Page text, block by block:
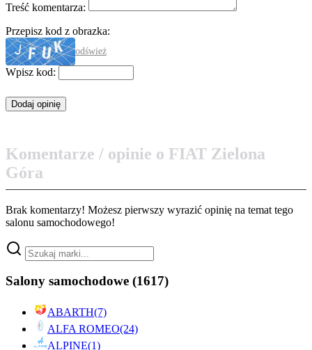
Treść komentarza:
Przepisz kod z obrazka:
odśwież
Wpisz kod:
Komentarze / opinie o FIAT Zielona
Góra
Brak komentarzy! Możesz pierwszy wyrazić opinię na temat tego
salonu samochodowego!
Salony samochodowe (1617)
ABARTH(7)
ALFA ROMEO(24)
ALPINE(1)